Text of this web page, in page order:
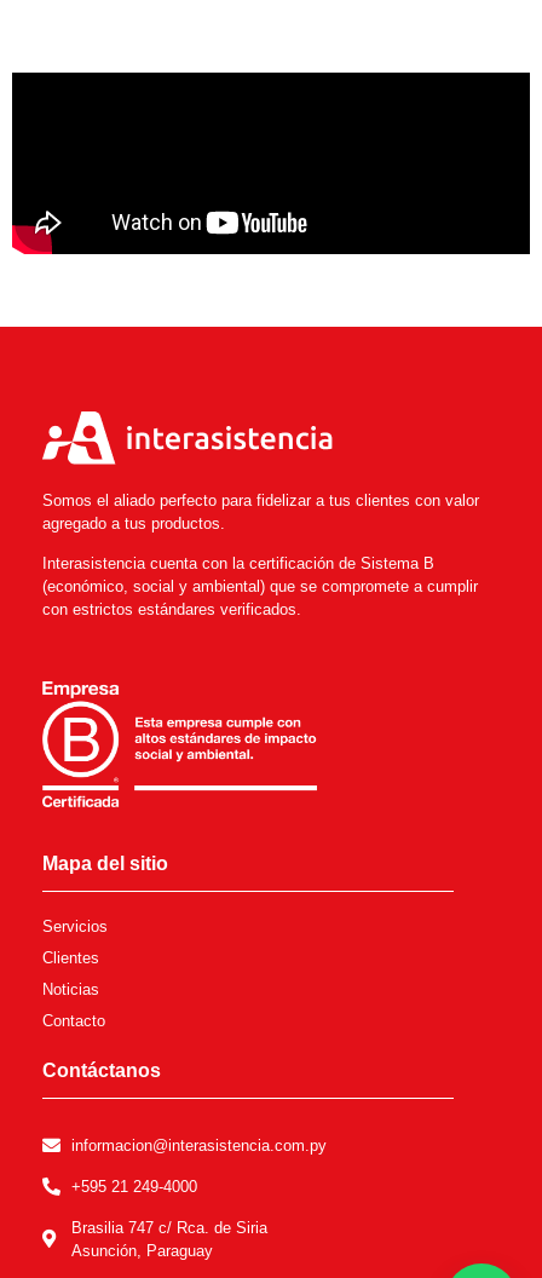
Somos el aliado perfecto para fidelizar a tus clientes con valor
agregado a tus productos.
Interasistencia cuenta con la certificación de Sistema B
(económico, social y ambiental) que se compromete a cumplir
con estrictos estándares verificados.
Mapa del sitio
Servicios
Clientes
Noticias
Contacto
Contáctanos
informacion@interasistencia.com.py
+595 21 249-4000
Brasilia 747 c/ Rca. de Siria
Asunción, Paraguay